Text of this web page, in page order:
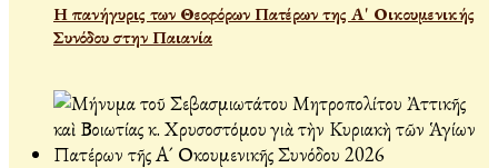
Η πανήγυρις των Θεοφόρων Πατέρων της Α' Οικουμενικής
Συνόδου στην Παιανία